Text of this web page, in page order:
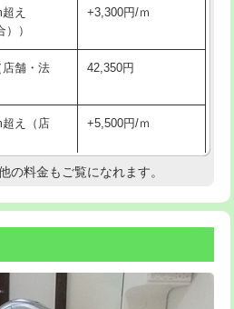
66,000円
まで） 27,500円
㎝超え）
）
え） 38,500円
38,500円
現場見積
16,500円
) 3,300円
置) 5,500円
（バンド止
5,500円
埋め戻し作
11,000円
え
）
+3,300円/ｍ
舗・法
42,350円
え（店
+5,500円/ｍ
現地調査
+3,300円
の料金もご覧になれます。